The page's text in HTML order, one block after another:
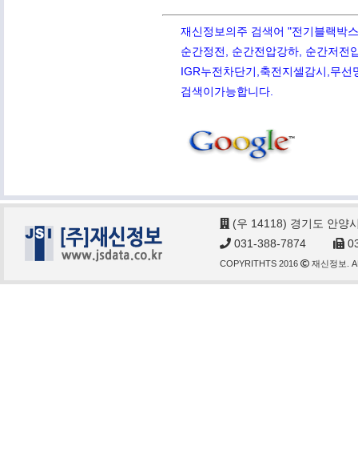
재신정보의주 검색어 "전기블랙박
순간정전, 순간전압강하, 순간저전
IGR누전차단기,축전지셀감시,무
검색이가능합니다.
(우 14118) 경기도 안양
031-388-7874
COPYRITHTS 2016 재신정보.